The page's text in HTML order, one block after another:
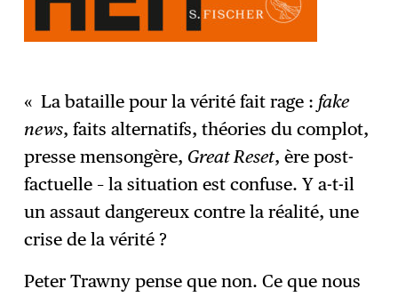
« La bataille pour la vérité fait rage : fake
news, faits alternatifs, théories du complot,
presse mensongère, Great Reset, ère post-
factuelle – la situation est confuse. Y a-t-il
un assaut dangereux contre la réalité, une
crise de la vérité ?
Peter Trawny pense que non. Ce que nous